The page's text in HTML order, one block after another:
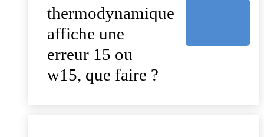
thermodynamique
affiche une
erreur 15 ou
w15, que faire ?